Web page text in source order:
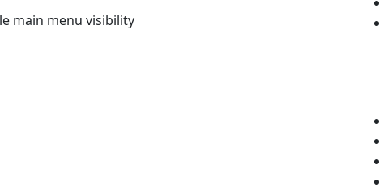
main menu visibility